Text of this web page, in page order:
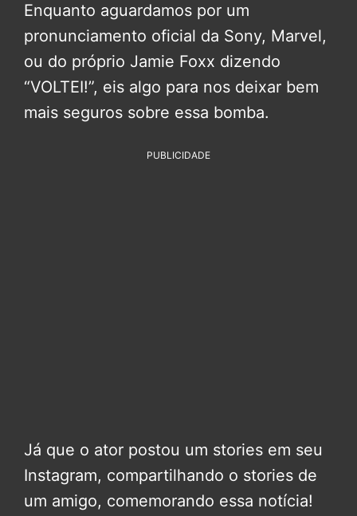
Enquanto aguardamos por um
pronunciamento oficial da Sony, Marvel,
ou do próprio Jamie Foxx dizendo
“VOLTEI!”, eis algo para nos deixar bem
mais seguros sobre essa bomba.
PUBLICIDADE
Já que o ator postou um stories em seu
Instagram, compartilhando o stories de
um amigo, comemorando essa notícia!